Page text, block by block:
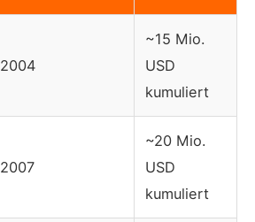
2004
~15 Mio.
USD
kumuliert
2007
~20 Mio.
USD
kumuliert